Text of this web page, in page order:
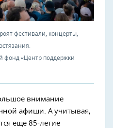
фестивали, концерты,
фонд «Центр поддержки
внимание
афиши. А учитывая,
еще 85-летие